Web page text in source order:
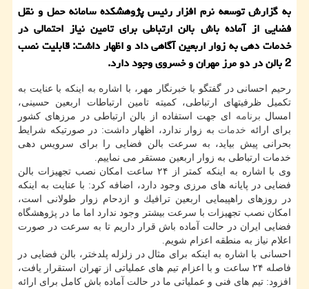
به گزارش توسعه نرم افزار رئیس پژوهشكده سامانه حمل و نقل
فضایی از آماده باش بالن ارتباطی برای تامین نیاز احتمالی در
خدمات دهی به زوار اربعین آگاهی داد و اظهار داشت: قابلیت نصب
2 بالن در دو مرز مهران و خسروی وجود دارد.
رحیم احسانی در گفتگو با خبرنگار مهر، با اشاره به اینكه با عنایت به
تكمیل ظرفیتهای ارتباطی، كمیته تامین ارتباطات اربعین حسینی،
امسال برنامه ای جهت استفاده از بالن ارتباطی در مرزهای كشور
برای ارائه خدمات به زوار ندارد، اظهار داشت: در صورتیكه شرایط
بحرانی پیش بیاید، به سرعت بالن فضایی را برای سرویس دهی
خدمات ارتباطی به زوار اربعین مستقر می نماییم.
وی با اشاره به اینكه كمتر از ۲۴ ساعت امكان نصب تجهیزات بالن
فضایی در پایانه های مرزی وجود دارد، اضافه كرد: با عنایت به اینكه
در روزهای راهپیمایی اربعین ترافیك و ازدحام زوار طولانی است،
امكان نصب تجهیزات با سرعت بیشتر وجود ندارد اما ما در پژوهشگاه
فضایی ایران در حالت آماده باش قرار داریم تا به سرعت در صورت
اعلام نیاز به منطقه اعزام شویم.
احسانی با اشاره به اینكه برای مثال در زلزله پلدختر، بالن فضایی در
فاصله ۲۴ ساعت و با اعزام تیم های عملیاتی از تهران استقرار یافت،
افزود: تیم های فنی و عملیاتی ما در حالت آماده باش كامل برای ارائه